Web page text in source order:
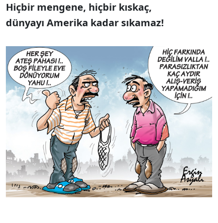
Hiçbir mengene, hiçbir kıskaç,
dünyayı Amerika kadar sıkamaz!